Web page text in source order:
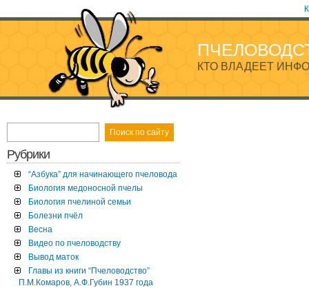
КТО ВЛАДЕЕТ
Рубрики
“Азбука” для начинающего пчеловода
Биология медоносной пчелы
Биология пчелиной семьи
Болезни пчёл
Весна
Видео по пчеловодству
Вывод маток
Главы из книги “Пчеловодство”
П.М.Комаров, А.Ф.Губин 1937 года